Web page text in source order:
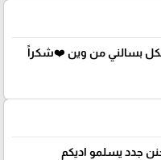
بسالني من وين ❤️شكراً
جدد يسلمو اديكم